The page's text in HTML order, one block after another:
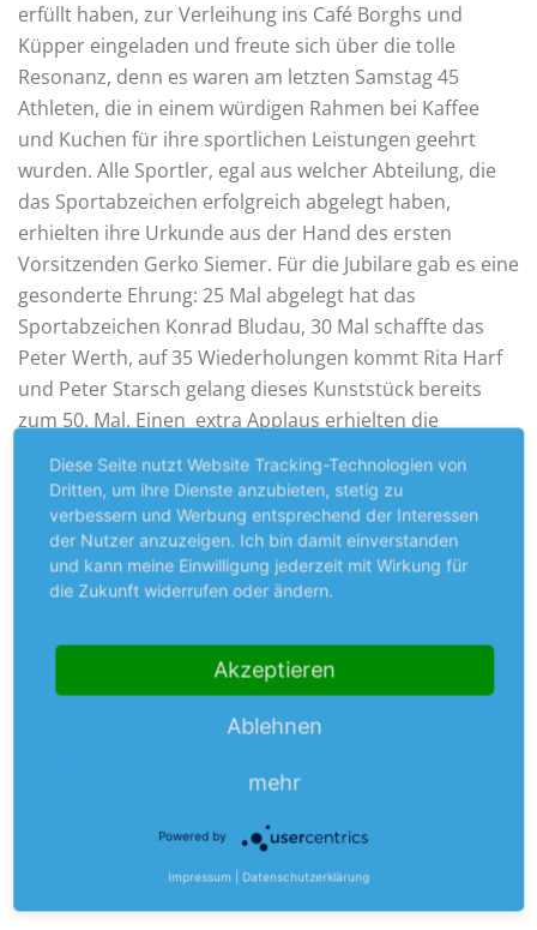
erfüllt haben, zur Verleihung ins Café Borghs und
Küpper eingeladen und freute sich über die tolle
Resonanz, denn es waren am letzten Samstag 45
Athleten, die in einem würdigen Rahmen bei Kaffee
und Kuchen für ihre sportlichen Leistungen geehrt
wurden. Alle Sportler, egal aus welcher Abteilung, die
das Sportabzeichen erfolgreich abgelegt haben,
erhielten ihre Urkunde aus der Hand des ersten
Vorsitzenden Gerko Siemer. Für die Jubilare gab es eine
gesonderte Ehrung: 25 Mal abgelegt hat das
Sportabzeichen Konrad Bludau, 30 Mal schaffte das
Peter Werth, auf 35 Wiederholungen kommt Rita Harf
und Peter Starsch gelang dieses Kunststück bereits
zum 50. Mal. Einen extra Applaus erhielten die
Übungsleiter, die die Abnahmen durchgeführt haben.
Alle Teilnehmer dieser Ehrung waren zum Ende dieser
Feier einer Meinung: Das soll nicht das letzte Mal
gewesen sein, dass die Verleihung der Sportabzeichen
in diesem Rahmen stattgefunden hat.
Diese Seite nutzt Website Tracking-Technologien von
Dritten, um ihre Dienste anzubieten, stetig zu
verbessern und Werbung entsprechend der Interessen
der Nutzer anzuzeigen. Ich bin damit einverstanden
und kann meine Einwilligung jederzeit mit Wirkung für
die Zukunft widerrufen oder ändern.
Akzeptieren
Ablehnen
mehr
Powered by
Impressum Datenschutzerklärung